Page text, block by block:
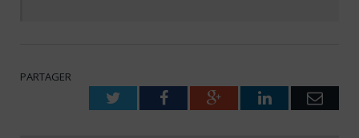
PARTAGER
TwitterFacebookGoogle+LinkedIn